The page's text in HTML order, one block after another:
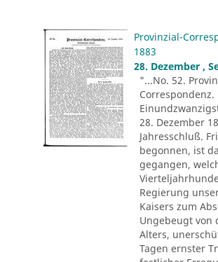
Provinzial-
1883
28. Dezember ,
"...No. 52.
Correspondenz.
28. Dezember
Jahresschluß.
begonnen, ist
gegangen,
Regierung
Kaisers zum
Ungebeugt von
Alters,
Tagen ernster